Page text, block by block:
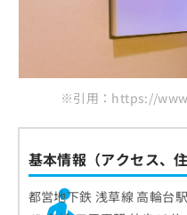
※引用：https://
基本情報（アクセス、
都営地下鉄 浅草線 高輪台